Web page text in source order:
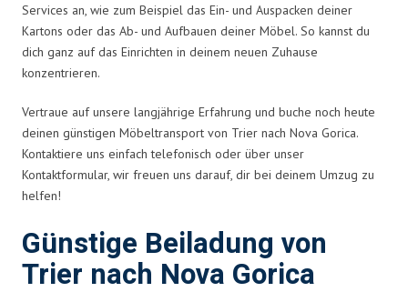
Services an, wie zum Beispiel das Ein- und Auspacken deiner
Kartons oder das Ab- und Aufbauen deiner Möbel. So kannst du
dich ganz auf das Einrichten in deinem neuen Zuhause
konzentrieren.
Vertraue auf unsere langjährige Erfahrung und buche noch heute
deinen günstigen Möbeltransport von Trier nach Nova Gorica.
Kontaktiere uns einfach telefonisch oder über unser
Kontaktformular, wir freuen uns darauf, dir bei deinem Umzug zu
helfen!
Günstige Beiladung von
Trier nach Nova Gorica